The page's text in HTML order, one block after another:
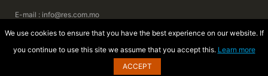
E-mail : info@res.com.mo
地址 : 澳門慕拉士前地來來集團大廈
Copyright © 2026 澳門來來電器廣場
We use cookies to ensure that you have the best experience on our website. If
you continue to use this site we assume that you accept this. Learn more
ACCEPT